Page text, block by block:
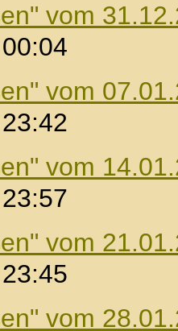
vom
vom
vom
vom
vom